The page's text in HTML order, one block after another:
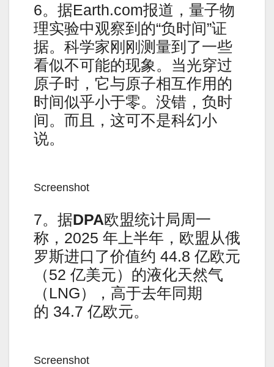
6。据Earth.com报道，量子物
理实验中观察到的“负时间”证
据。科学家刚刚测量到了一些
看似不可能的现象。当光穿过
原子时，它与原子相互作用的
时间似乎小于零。没错，负时
间。而且，这可不是科幻小
说。
Screenshot
7。据DPA欧盟统计局周一
称，2025 年上半年，欧盟从俄
罗斯进口了价值约 44.8 亿欧元
（52 亿美元）的液化天然气
（LNG），高于去年同期
的 34.7 亿欧元。
Screenshot